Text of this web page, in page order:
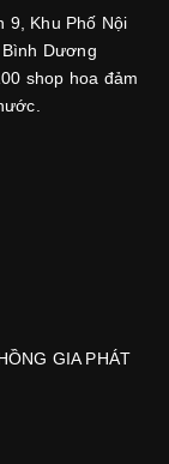
9, Khu Phố Nội
Dương
shop hoa đảm
GIA PHÁT